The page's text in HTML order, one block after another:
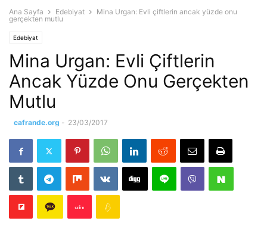
Ana Sayfa Edebiyat
Mina Urgan: Evli çiftlerin ancak yüzde onu
gerçekten mutlu
Edebiyat
Mina Urgan: Evli Çiftlerin
Ancak Yüzde Onu Gerçekten
Mutlu
cafrande.org - 23/03/2017